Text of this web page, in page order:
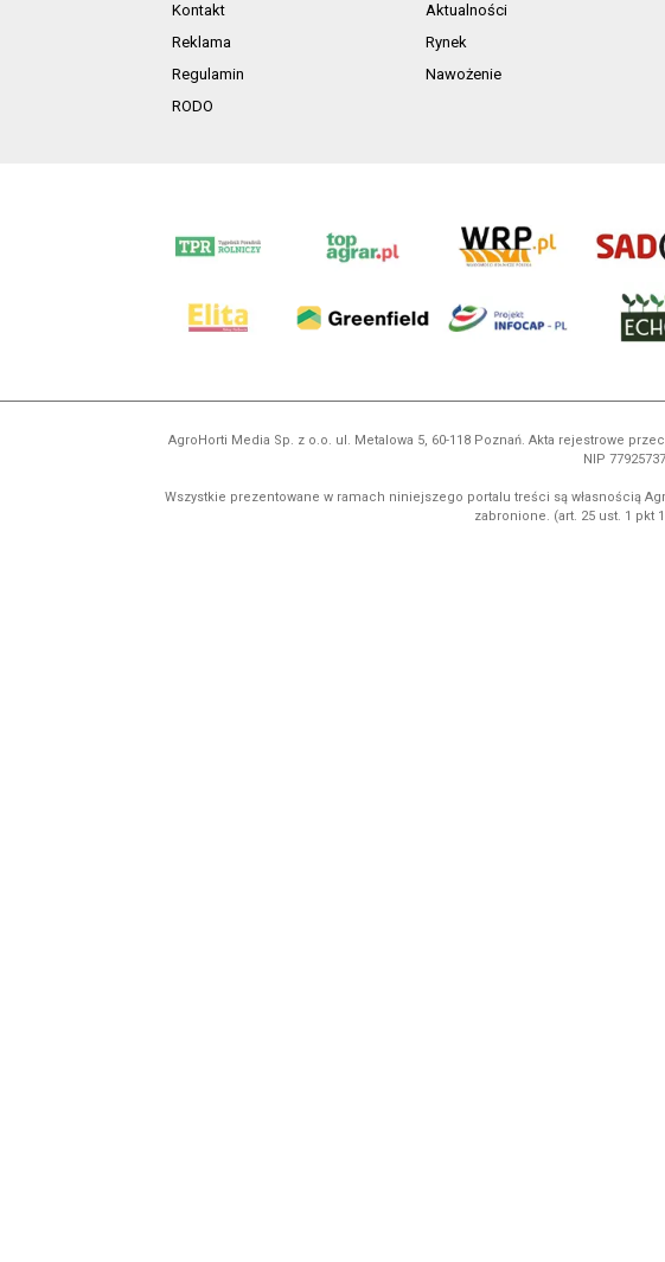
Kontakt
Reklama
Regulamin
RODO
Aktualności
Rynek
Nawożenie
AgroHorti Media Sp. z o.o. ul. Metalowa 5, 60-118 Poznań. Akta rejestrowe
NIP
Wszystkie prezentowane w ramach niniejszego portalu treści są własnością
zabronione. (art. 25 ust. 1 pkt